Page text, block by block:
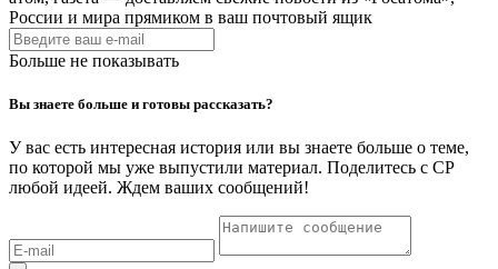
России и мира прямиком в ваш почтовый ящик
Больше не показывать
Вы знаете больше и готовы рассказать?
У вас есть интересная история или вы знаете больше о теме,
по которой мы уже выпустили материал. Поделитесь с СР
любой идеей. Ждем ваших сообщений!